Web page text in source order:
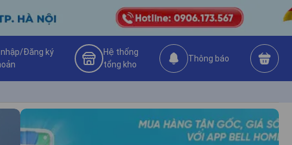
Đăng ký
Hệ thống
tổng kho
Thông báo